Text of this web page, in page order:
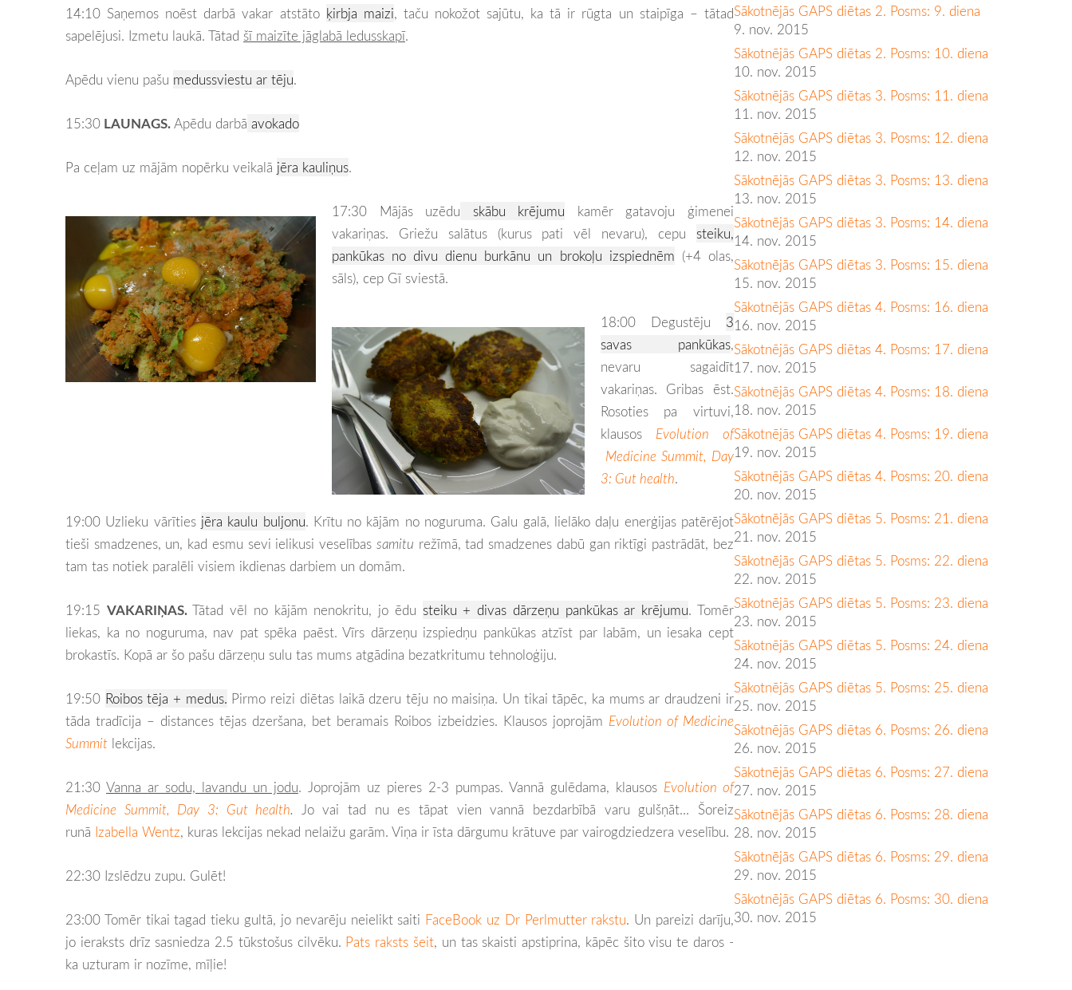
Sākotnējās GAPS diētas 2. Posms: 9. diena
9. nov. 2015
Sākotnējās GAPS diētas 2. Posms: 10. diena
10. nov. 2015
Sākotnējās GAPS diētas 3. Posms: 11. diena
11. nov. 2015
Sākotnējās GAPS diētas 3. Posms: 12. diena
12. nov. 2015
Sākotnējās GAPS diētas 3. Posms: 13. diena
13. nov. 2015
Sākotnējās GAPS diētas 3. Posms: 14. diena
14. nov. 2015
Sākotnējās GAPS diētas 3. Posms: 15. diena
15. nov. 2015
Sākotnējās GAPS diētas 4. Posms: 16. diena
16. nov. 2015
Sākotnējās GAPS diētas 4. Posms: 17. diena
17. nov. 2015
Sākotnējās GAPS diētas 4. Posms: 18. diena
18. nov. 2015
Sākotnējās GAPS diētas 4. Posms: 19. diena
19. nov. 2015
Sākotnējās GAPS diētas 4. Posms: 20. diena
20. nov. 2015
Sākotnējās GAPS diētas 5. Posms: 21. diena
21. nov. 2015
Sākotnējās GAPS diētas 5. Posms: 22. diena
22. nov. 2015
Sākotnējās GAPS diētas 5. Posms: 23. diena
23. nov. 2015
Sākotnējās GAPS diētas 5. Posms: 24. diena
24. nov. 2015
Sākotnējās GAPS diētas 5. Posms: 25. diena
25. nov. 2015
Sākotnējās GAPS diētas 6. Posms: 26. diena
26. nov. 2015
Sākotnējās GAPS diētas 6. Posms: 27. diena
27. nov. 2015
Sākotnējās GAPS diētas 6. Posms: 28. diena
28. nov. 2015
Sākotnējās GAPS diētas 6. Posms: 29. diena
29. nov. 2015
Sākotnējās GAPS diētas 6. Posms: 30. diena
30. nov. 2015
14:10 Saņemos noēst darbā vakar atstāto ķirbja maizi, taču nokožot sajūtu, ka tā ir rūgta un staipīga – tātad
sapelējusi. Izmetu laukā. Tātad šī maizīte jāglabā ledusskapī.
Apēdu vienu pašu medussviestu ar tēju.
15:30 LAUNAGS.Apēdu darbā avokado
Pa ceļam uz mājām nopērku veikalā jēra kauliņus.
17:30 Mājās uzēdu skābu krējumu kamēr gatavoju ģimenei
vakariņas. Griežu salātus (kurus pati vēl nevaru), cepu steiku,
pankūkas no divu dienu burkānu un brokoļu izspiednēm (+4 olas,
sāls), cep Gī sviestā.
18:00 Degustēju 3
savas pankūkas,
nevaru sagaidīt
vakariņas. Gribas ēst.
Rosoties pa virtuvi,
klausos Evolution of
Medicine Summit, Day
3: Gut health.
19:00 Uzlieku vārīties jēra kaulu buljonu. Krītu no kājām no noguruma. Galu galā, lielāko daļu enerģijas patērējot
tieši smadzenes, un, kad esmu sevi ielikusi veselības samitu režīmā, tad smadzenes dabū gan riktīgi pastrādāt, bez
tam tas notiek paralēli visiem ikdienas darbiem un domām.
19:15 VAKARIŅAS.Tātad vēl no kājām nenokritu, jo ēdu steiku + divas dārzeņu pankūkas ar krējumu. Tomēr
liekas, ka no noguruma, nav pat spēka paēst. Vīrs dārzeņu izspiedņu pankūkas atzīst par labām, un iesaka cept
brokastīs. Kopā ar šo pašu dārzeņu sulu tas mums atgādina bezatkritumu tehnoloģiju.
19:50 Roibos tēja + medus. Pirmo reizi diētas laikā dzeru tēju no maisiņa. Un tikai tāpēc, ka mums ar draudzeni ir
tāda tradīcija – distances tējas dzeršana, bet beramais Roibos izbeidzies. Klausos joprojām Evolution of Medicine
Summit lekcijas.
21:30 Vanna ar sodu, lavandu un jodu. Joprojām uz pieres 2-3 pumpas. Vannā gulēdama, klausos Evolution of
Medicine Summit, Day 3: Gut health. Jo vai tad nu es tāpat vien vannā bezdarbībā varu gulšņāt... Šoreiz
runā Izabella Wentz, kuras lekcijas nekad nelaižu garām. Viņa ir īsta dārgumu krātuve par vairogdziedzera veselību.
22:30 Izslēdzu zupu. Gulēt!
23:00 Tomēr tikai tagad tieku gultā, jo nevarēju neielikt saiti FaceBook uz Dr Perlmutter rakstu. Un pareizi darīju,
jo ieraksts drīz sasniedza 2.5 tūkstošus cilvēku. Pats raksts šeit, un tas skaisti apstiprina, kāpēc šito visu te daros -
ka uzturam ir nozīme, mīļie!